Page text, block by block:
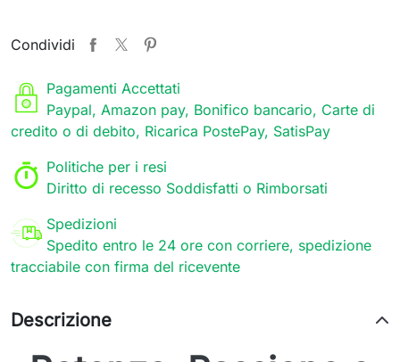
Condividi
Pagamenti Accettati
Paypal, Amazon pay, Bonifico bancario, Carte di
credito o di debito, Ricarica PostePay, SatisPay
Politiche per i resi
Diritto di recesso Soddisfatti o Rimborsati
Spedizioni
Spedito entro le 24 ore con corriere, spedizione
tracciabile con firma del ricevente
Descrizione